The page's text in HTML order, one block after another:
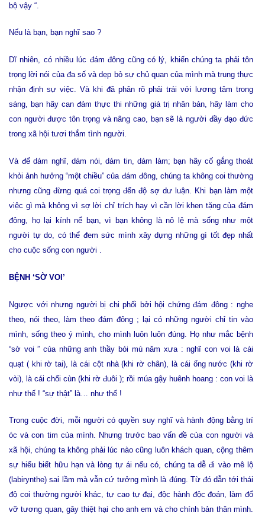
bộ vậy “.
Nếu là bạn, bạn nghĩ sao ?
Dĩ nhiên, có nhiều lúc đám đông cũng có lý, khiến chúng ta phải tôn
trọng lời nói của đa số và dẹp bỏ sự chủ quan của mình mà trung thực
nhận định sự việc. Và khi đã phân rõ phải trái với lương tâm trong
sáng, bạn hãy can đảm thực thi những giá trị nhân bản, hãy làm cho
con người được tôn trọng và nâng cao, bạn sẽ là người đầy đạo đức
trong xã hội tươi thắm tình người.
Và để dám nghĩ, dám nói, dám tin, dám làm; bạn hãy cố gắng thoát
khỏi ảnh hưởng “một chiều” của đám đông, chúng ta không coi thường
nhưng cũng đừng quá coi trọng đến độ sợ dư luận. Khi bạn làm một
việc gì mà không vì sợ lời chỉ trích hay vì cần lời khen tặng của đám
đông, họ lại kính nể bạn, vì bạn không là nô lệ mà sống như một
người tự do, có thể đem sức mình xây dựng những gì tốt đẹp nhất
cho cuộc sống con người .
BỆNH ‘SỜ VOI’
Ngược với nhưng người bị chi phối bởi hội chứng đám đông : nghe
theo, nói theo, làm theo đám đông ; lại có những người chỉ tin vào
mình, sống theo ý mình, cho mình luôn luôn đúng. Họ như mắc bệnh
“sờ voi ” của những anh thầy bói mù năm xưa : nghĩ con voi là cái
quạt ( khi rờ tai), là cái cột nhà (khi rờ chân), là cái ống nước (khi rờ
vòi), là cái chổi cùn (khi rờ đuôi ); rồi múa gậy huênh hoang : con voi là
như thế ! “sự thật” là… như thế !
Trong cuộc đời, mỗi người có quyền suy nghĩ và hành động bằng trí
óc và con tim của mình. Nhưng trước bao vấn đề của con người và
xã hội, chúng ta không phải lúc nào cũng luôn khách quan, cộng thêm
sự hiểu biết hữu hạn và lòng tự ái nếu có, chúng ta dễ đi vào mê lộ
(labirynthe) sai lầm mà vẫn cứ tưởng mình là đúng. Từ đó dẫn tới thái
độ coi thường người khác, tự cao tự đại, độc hành độc đoán, làm đổ
vỡ tương quan, gây thiệt hại cho anh em và cho chính bản thân mình.